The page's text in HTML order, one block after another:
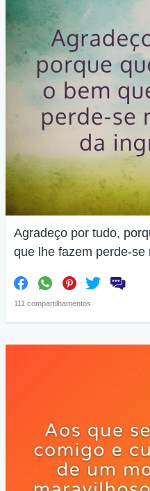
Agradeço por tudo,
que lhe fazem perde-
111 compartilhamentos